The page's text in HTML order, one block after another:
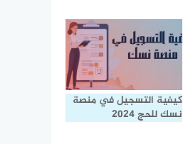
كيفية التسجيل في منصة
نسك للحج 2024